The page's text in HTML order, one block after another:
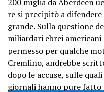
re si precipitò a difendere
grande. Sulla questione
miliardari ebrei
permesso per qualche
Cremlino, andrebbe
dopo le accuse, sulle
giornali hanno pure